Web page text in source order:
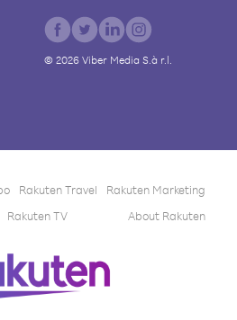
© 2026Viber Media S.à r.l.
Rakuten Travel
Rakuten Marketing
Rakuten TV About Rakuten